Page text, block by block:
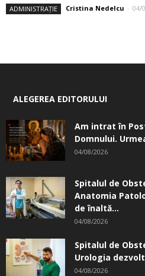
ADMINISTRAȚIE Cristina Nedelcu - 04/
ALEGEREA EDITORULUI
Am intrat în
Domnului.
04/08/2026
Spitalul de
Anatomia
de înaltă...
04/08/2026
Spitalul de
Urologia
04/08/2026